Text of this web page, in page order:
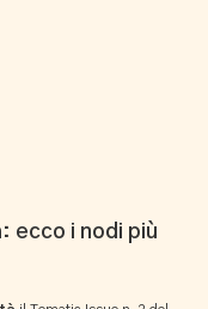
ecco i nodi più